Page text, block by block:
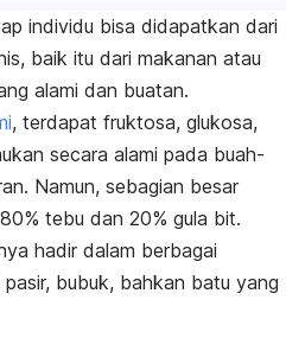
individu bisa didapatkan dari
baik itu dari makanan atau
alami dan buatan.
, terdapat fruktosa, glukosa,
secara alami pada buah-
Namun, sebagian besar
tebu dan 20% gula bit.
hadir dalam berbagai
bubuk, bahkan batu yang